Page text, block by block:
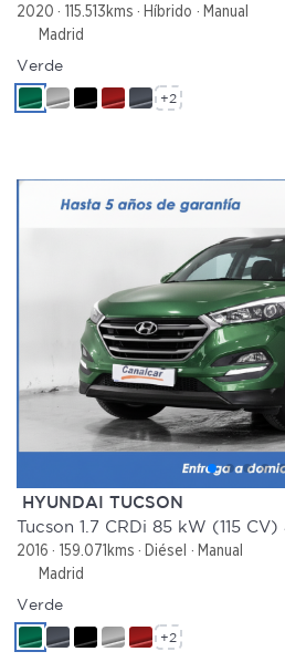
2020 115.513kms Híbrido
Manual
Madrid
Verde
+2
HYUNDAI TUCSON
2016 159.071kms Diésel
Manual
Madrid
Verde
+2